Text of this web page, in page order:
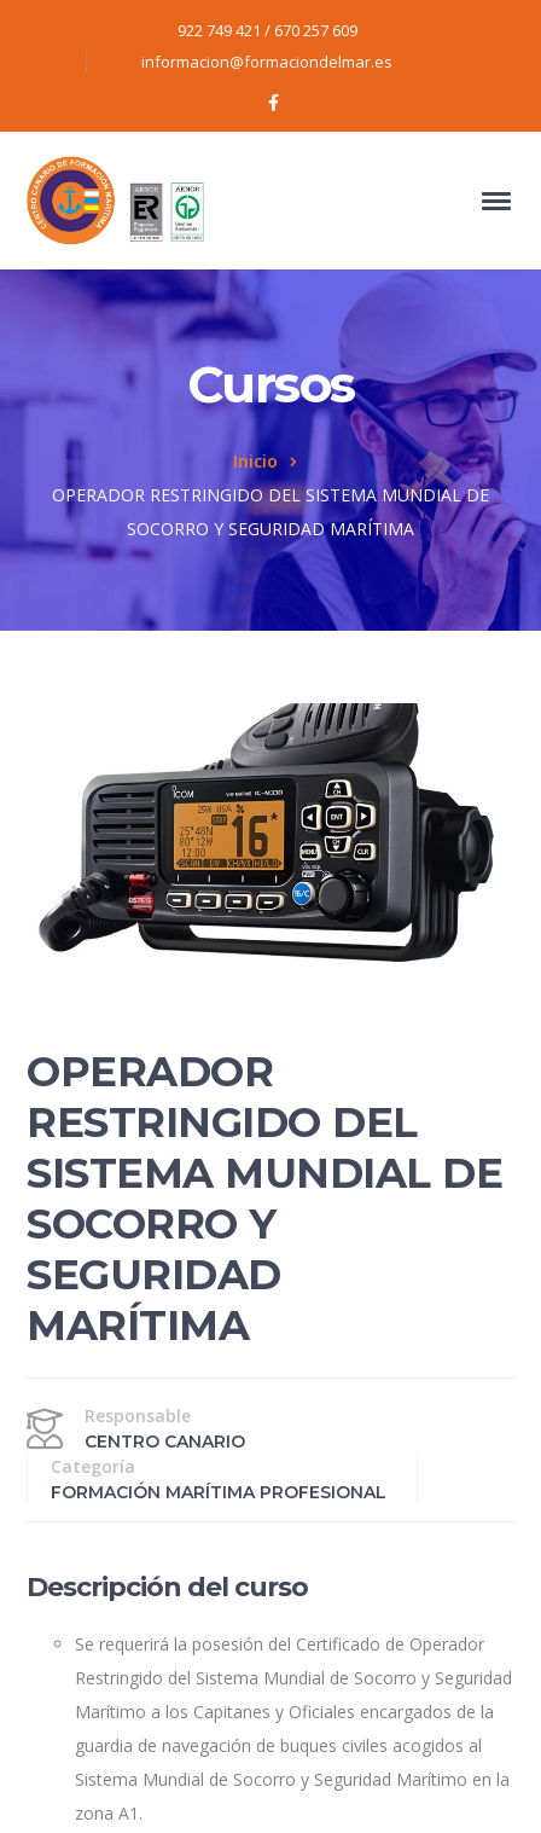
922 749 421 / 670 257 609
informacion@formaciondelmar.es
Facebook
Profile
Cursos
Inicio
OPERADOR RESTRINGIDO DEL SISTEMA MUNDIAL DE
SOCORRO Y SEGURIDAD MARÍTIMA
OPERADOR
RESTRINGIDO DEL
SISTEMA MUNDIAL DE
SOCORRO Y
SEGURIDAD
MARÍTIMA
Responsable
CENTRO CANARIO
Categoría
FORMACIÓN MARÍTIMA PROFESIONAL
Descripción del curso
Se requerirá la posesión del Certificado de Operador
Restringido del Sistema Mundial de Socorro y Seguridad
Marítimo a los Capitanes y Oficiales encargados de la
guardia de navegación de buques civiles acogidos al
Sistema Mundial de Socorro y Seguridad Marítimo en la
zona A1.